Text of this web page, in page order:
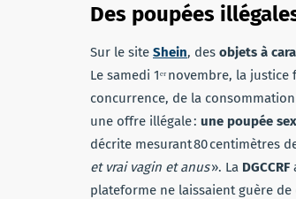
Des poupées
Sur le site Shein, des objets à
Le samedi 1ᵉʳ novembre, la
concurrence, de la
une offre illégale : une poupée
décrite mesurant 80 centimètres
et vrai vagin et anus». La DGCCRF
plateforme ne laissaient guère